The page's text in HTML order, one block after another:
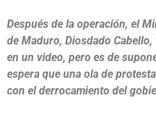
Después de la operación, el
de Maduro, Diosdado
en un video, pero es de
espera que una ola de
con el derrocamiento del